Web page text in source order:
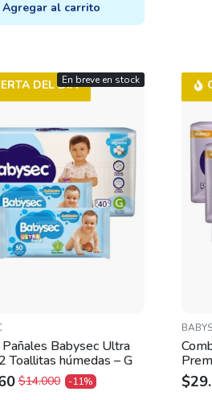
Agregar al carrito
Babysec Ultra
Toallitas húmedas – G
DEL DÍA
$14.000 -11%
En breve en stock
$